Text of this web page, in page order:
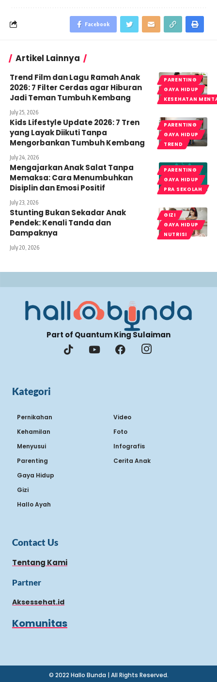
Facebook
Artikel Lainnya
PARENTING
GAYA HIDUP
KESEHATAN
Trend Film dan Lagu Ramah Anak
2026: 7 Filter Cerdas agar Hiburan
Jadi Teman Tumbuh Kembang
July 25, 2026
PARENTING
GAYA HIDUP
TREND
Kids Lifestyle Update 2026: 7 Tren
yang Layak Diikuti Tanpa
Mengorbankan Tumbuh Kembang
July 24, 2026
PARENTING
GAYA HIDUP
PRA SEKOLAH
Mengajarkan Anak Salat Tanpa
Memaksa: Cara Menumbuhkan
Disiplin dan Emosi Positif
July 23, 2026
GIZI
GAYA HIDUP
NUTRISI
Stunting Bukan Sekadar Anak
Pendek: Kenali Tanda dan
Dampaknya
July 20, 2026
Part of Quantum King Sulaiman
Kategori
Pernikahan
Kehamilan
Menyusui
Parenting
Gaya Hidup
Gizi
Hallo Ayah
Video
Foto
Infografis
Cerita Anak
Contact Us
Tentang Kami
Partner
Aksessehat.id
Komunitas
© 2022 Hallo Bunda | All Rights Reserved.